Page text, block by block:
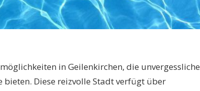
in Geilenkirchen, die unvergessliche
Diese reizvolle Stadt verfügt über